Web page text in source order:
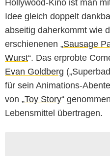
Hollywood-Kino ist man
Idee gleich doppelt
abseitig daherkommt wie
erschienenen „Sausage
Wurst“. Das erprobte
Evan Goldberg
für sein Animations-
von „Toy Story“
Lebensmittel übertragen.